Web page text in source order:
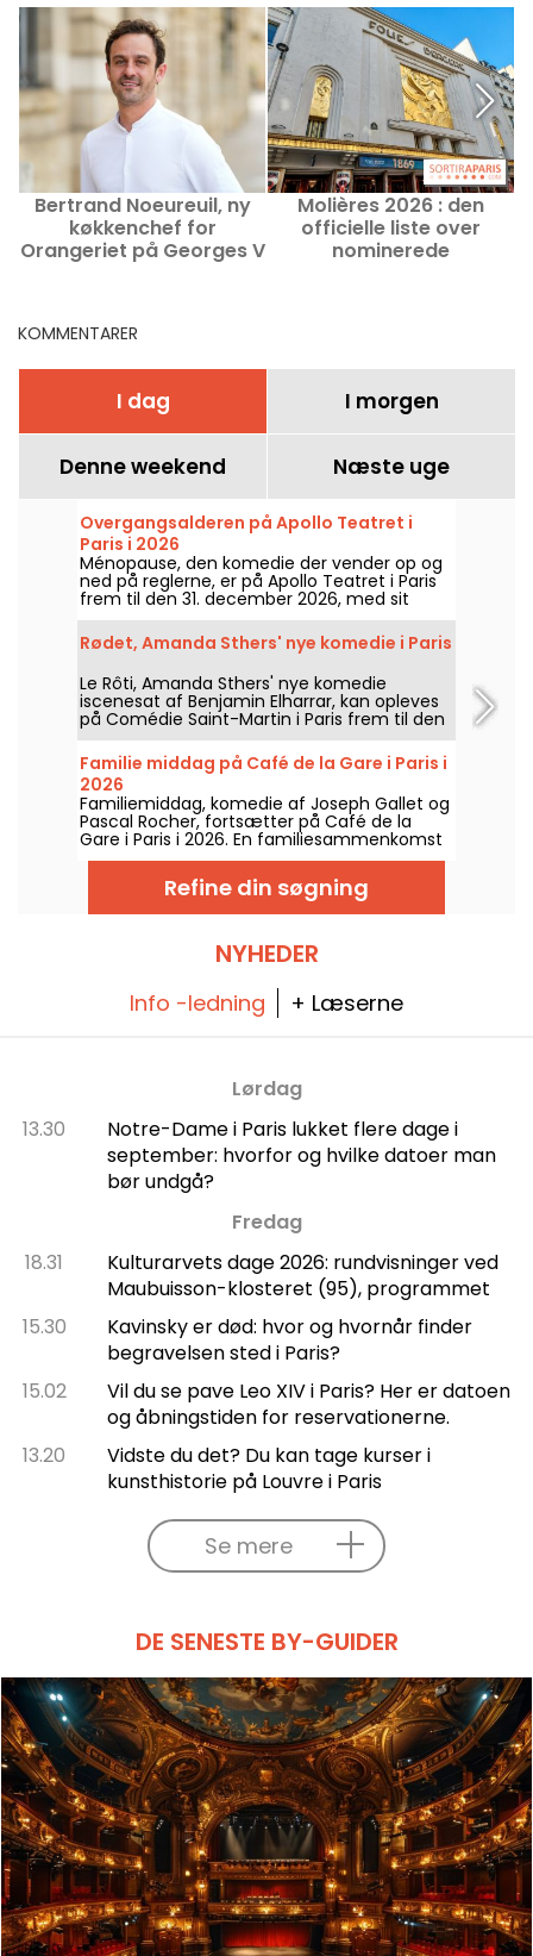
Bertrand Noeureuil, ny
køkkenchef for
Orangeriet på Georges V
Molières 2026 : den
officielle liste over
nominerede
KOMMENTARER
I dag I morgen
Denne weekend Næste uge
Overgangsalderen på Apollo Teatret i
Paris i 2026
Ménopause, den komedie der vender op og
ned på reglerne, er på Apollo Teatret i Paris
frem til den 31. december 2026, med sit
musikalske show om overgangsalderen.
Rødet, Amanda Sthers' nye komedie i Paris
Le Rôti, Amanda Sthers' nye komedie
iscenesat af Benjamin Elharrar, kan opleves
på Comédie Saint-Martin i Paris frem til den
15. oktober 2026.
Familie middag på Café de la Gare i Paris i
2026
Familiemiddag, komedie af Joseph Gallet og
Pascal Rocher, fortsætter på Café de la
Gare i Paris i 2026. En familiesammenkomst
under spænding omkring Alexandres 30-års
Refine din søgning
NYHEDER
Info -ledning + Læserne
Lørdag
13.30
Notre-Dame i Paris lukket flere dage i
september: hvorfor og hvilke datoer man
bør undgå?
Fredag
18.31
Kulturarvets dage 2026: rundvisninger ved
Maubuisson-klosteret (95), programmet
15.30
Kavinsky er død: hvor og hvornår finder
begravelsen sted i Paris?
15.02
Vil du se pave Leo XIV i Paris? Her er datoen
og åbningstiden for reservationerne.
13.20
Vidste du det? Du kan tage kurser i
kunsthistorie på Louvre i Paris
Se mere
DE SENESTE BY-GUIDER